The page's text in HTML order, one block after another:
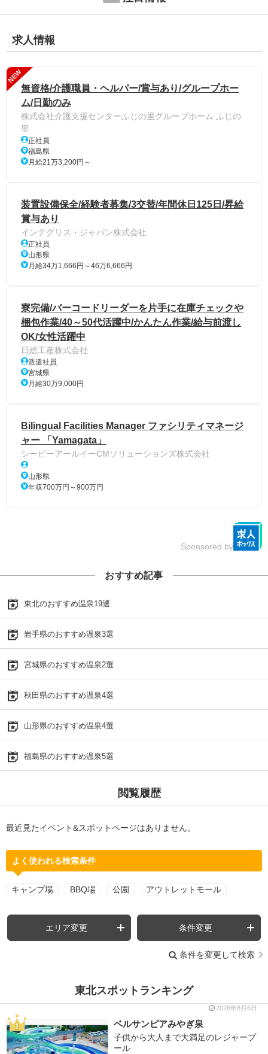
求人情報
NEW
無資格/介護職員・ヘルパー/賞与あり/グループホー
ム/日勤のみ
株式会社介護支援センターふじの里グループホーム ふじの
里
正社員
福島県
月給21万3,200円～
装置設備保全/経験者募集/3交替/年間休日125日/昇給
賞与あり
インテグリス・ジャパン株式会社
正社員
山形県
月給34万1,666円～46万6,666円
寮完備/バーコードリーダーを片手に在庫チェックや
梱包作業/40～50代活躍中/かんたん作業/給与前渡し
OK/女性活躍中
日総工産株式会社
派遣社員
宮城県
月給30万9,000円
Bilingual Facilities Manager ファシリティマネージ
ャー 「Yamagata」
シービーアールイーCMソリューションズ株式会社
山形県
年収700万円～900万円
Sponsored by
おすすめ記事
東北のおすすめ温泉19選
岩手県のおすすめ温泉3選
宮城県のおすすめ温泉2選
秋田県のおすすめ温泉4選
山形県のおすすめ温泉4選
福島県のおすすめ温泉5選
閲覧履歴
最近見たイベント&スポットページはありません。
よく使われる検索条件
キャンプ場 BBQ場 公園 アウトレットモール
エリア変更 条件変更
条件を変更して検索
東北スポットランキング
2026年8月6日
ベルサンピアみやぎ泉
子供から大人まで大満足のレジャープ
ール